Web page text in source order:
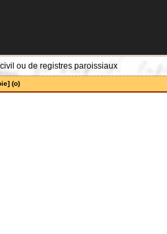
ou de registres paroissiaux
(o)